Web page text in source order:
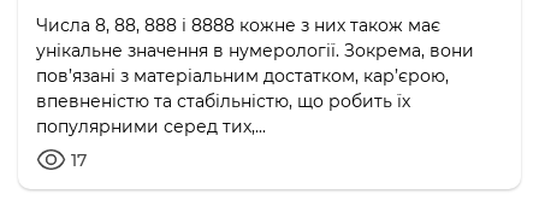
Числа 8, 88, 888 і 8888 кожне з них також має
унікальне значення в нумерології. Зокрема, вони
пов’язані з матеріальним достатком, кар’єрою,
впевненістю та стабільністю, що робить їх
популярними серед тих,...
17